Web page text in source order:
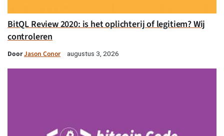
BitQL Review 2020: is het oplichterij of legitiem? Wij
controleren
DoorJason Conor augustus 3, 2026